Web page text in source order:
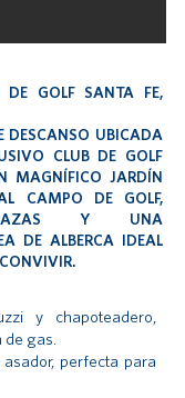
GOLF SANTA FE,
DESCANSO UBICADA
CLUB DE GOLF
MAGNÍFICO JARDÍN
CAMPO DE GOLF,
Y UNA
DE ALBERCA IDEAL
y chapoteadero,
gas.
perfecta para